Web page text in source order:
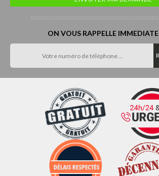
ON VOUS RAPPELLE